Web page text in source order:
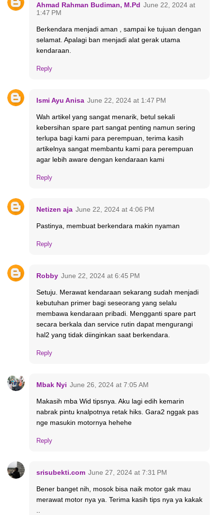
Ahmad Rahman Budiman, M.Pd June 22, 2024 at
1:47 PM
Berkendara menjadi aman , sampai ke tujuan dengan
selamat. Apalagi ban menjadi alat gerak utama
kendaraan.
Reply
Ismi Ayu Anisa June 22, 2024 at 1:47 PM
Wah artikel yang sangat menarik, betul sekali
kebersihan spare part sangat penting namun sering
terlupa bagi kami para perempuan, terima kasih
artikelnya sangat membantu kami para perempuan
agar lebih aware dengan kendaraan kami
Reply
Netizen aja June 22, 2024 at 4:06 PM
Pastinya, membuat berkendara makin nyaman
Reply
Robby June 22, 2024 at 6:45 PM
Setuju. Merawat kendaraan sekarang sudah menjadi
kebutuhan primer bagi seseorang yang selalu
membawa kendaraan pribadi. Mengganti spare part
secara berkala dan service rutin dapat mengurangi
hal2 yang tidak diinginkan saat berkendara.
Reply
Mbak Nyi June 26, 2024 at 7:05 AM
Makasih mba Wid tipsnya. Aku lagi edih kemarin
nabrak pintu knalpotnya retak hiks. Gara2 nggak pas
nge masukin motornya hehehe
Reply
srisubekti.com June 27, 2024 at 7:31 PM
Bener banget nih, mosok bisa naik motor gak mau
merawat motor nya ya. Terima kasih tips nya ya kakak
..